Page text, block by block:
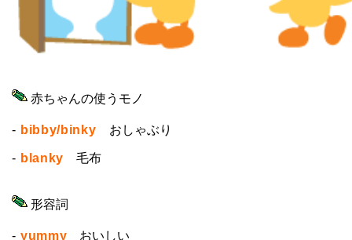
赤ちゃんの使うモノ
- bibby/binky おしゃぶり
- blanky 毛布
形容詞
- yummy おいしい